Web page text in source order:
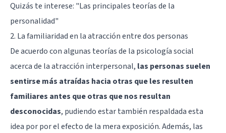
Quizás te interese: "Las principales teorías de la
personalidad"
2. La familiaridad en la atracción entre dos personas
De acuerdo con algunas teorías de la psicología social
acerca de la atracción interpersonal, las personas suelen
sentirse más atraídas hacia otras que les resulten
familiares antes que otras que nos resultan
desconocidas, pudiendo estar también respaldada esta
idea por por el efecto de la mera exposición. Además, las